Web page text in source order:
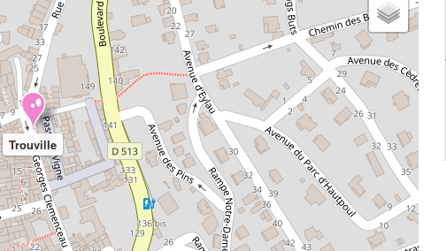
Trouville